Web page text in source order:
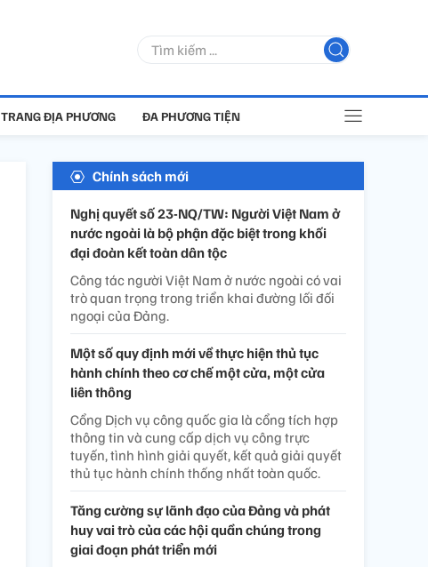
TRANG ĐỊA PHƯƠNG ĐA PHƯƠNG TIỆN
Chính sách mới
Nghị quyết số 23-NQ/TW: Người Việt Nam ở
nước ngoài là bộ phận đặc biệt trong khối
đại đoàn kết toàn dân tộc
Công tác người Việt Nam ở nước ngoài có vai
trò quan trọng trong triển khai đường lối đối
ngoại của Đảng.
Một số quy định mới về thực hiện thủ tục
hành chính theo cơ chế một cửa, một cửa
liên thông
Cổng Dịch vụ công quốc gia là cổng tích hợp
thông tin và cung cấp dịch vụ công trực
tuyến, tình hình giải quyết, kết quả giải quyết
thủ tục hành chính thống nhất toàn quốc.
Tăng cường sự lãnh đạo của Đảng và phát
huy vai trò của các hội quần chúng trong
giai đoạn phát triển mới